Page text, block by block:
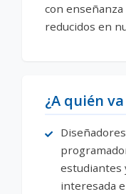
con
reducidos en
¿A quién
estudiantes
interesada